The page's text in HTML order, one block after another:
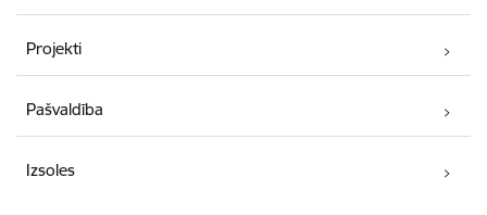
Projekti
Pašvaldība
Izsoles